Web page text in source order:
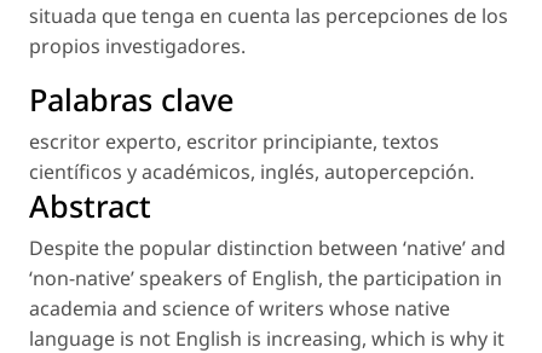
situada que tenga en cuenta las percepciones de los
propios investigadores.
Palabras clave
escritor experto, escritor principiante, textos
científicos y académicos, inglés, autopercepción.
Abstract
Despite the popular distinction between ‘native’ and
‘non-native’ speakers of English, the participation in
academia and science of writers whose native
language is not English is increasing, which is why it